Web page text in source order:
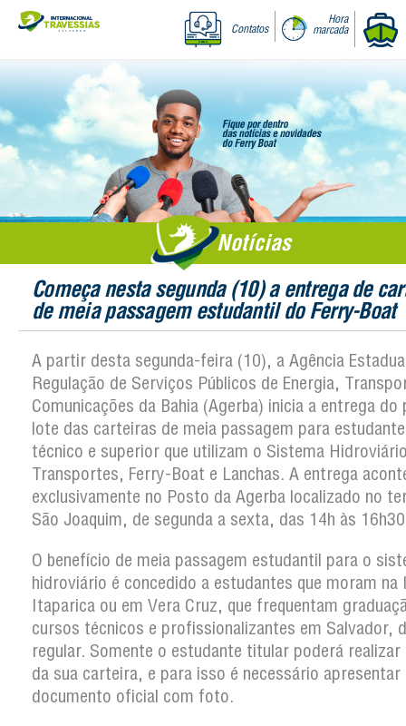
Contatos
Hora
marcada
Notícias
Começa nesta segunda (10) a entrega de
de meia passagem estudantil do Ferry-Boat
A partir desta segunda-feira (10), a Agência
Regulação de Serviços Públicos de Energia,
Comunicações da Bahia (Agerba) inicia a entrega
lote das carteiras de meia passagem para
técnico e superior que utilizam o Sistema
Transportes, Ferry-Boat e Lanchas. A entrega
exclusivamente no Posto da Agerba localizado no
São Joaquim, de segunda a sexta, das 14h às
O benefício de meia passagem estudantil para o
hidroviário é concedido a estudantes que moram na
Itaparica ou em Vera Cruz, que frequentam
cursos técnicos e profissionalizantes em Salvador,
regular. Somente o estudante titular poderá
da sua carteira, e para isso é necessário apresentar
documento oficial com foto.